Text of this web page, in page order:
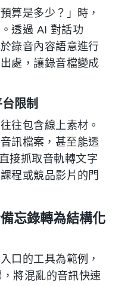
算是多少？」時，
透過 AI 對話功
錄音內容語意進行
處，讓錄音檔變成
限制
往包含線上素材。
訊檔案，甚至能透
接抓取音軌轉文字
程或競品影片的門
忘錄轉為結構化
口的工具為範例，
將混亂的音訊快速